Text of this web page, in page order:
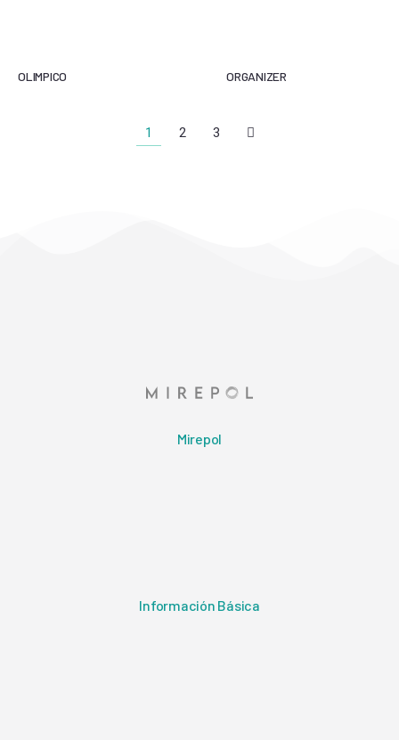
OLIMPICO ORGANIZER
1 2 3
Mirepol
Información Básica